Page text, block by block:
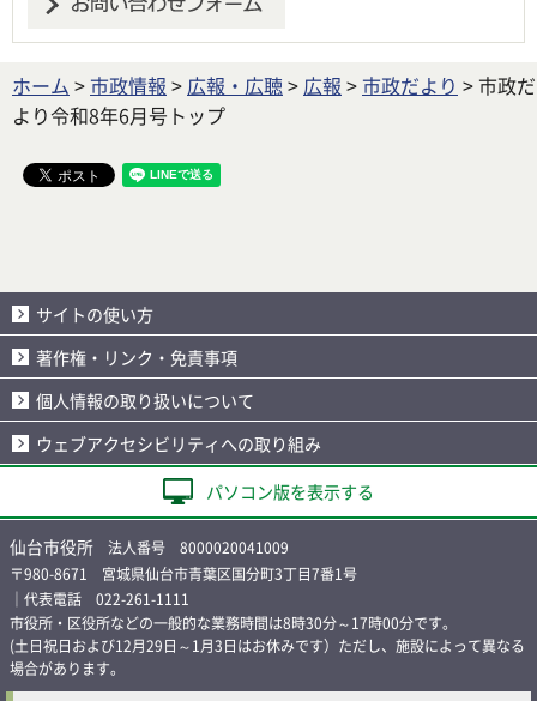
ホーム >市政情報 > 広報・広聴> 広報 >市政だより > 市政だ
より令和8年6月号トップ
サイトの使い方
著作権・リンク・免責事項
個人情報の取り扱いについて
ウェブアクセシビリティへの取り組み
パソコン版を表示する
仙台市役所 法人番号 8000020041009
〒980-8671 宮城県仙台市青葉区国分町3丁目7番1号
｜代表電話 022-261-1111
市役所・区役所などの一般的な業務時間は8時30分～17時00分です。
(土日祝日および12月29日～1月3日はお休みです）ただし、施設によって異なる
場合があります。